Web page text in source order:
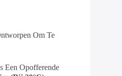
Om Te
Een Opofferende